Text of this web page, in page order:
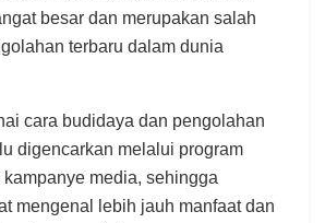
besar dan merupakan salah
terbaru dalam dunia
cara budidaya dan pengolahan
digencarkan melalui program
media, sehingga
mengenal lebih jauh manfaat dan